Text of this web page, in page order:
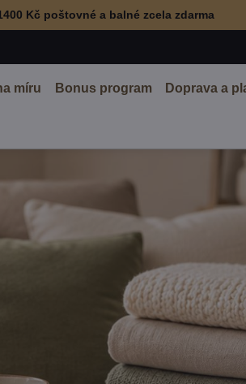
Kč poštovné a balné zcela zdarma
míru Bonus program Doprava a